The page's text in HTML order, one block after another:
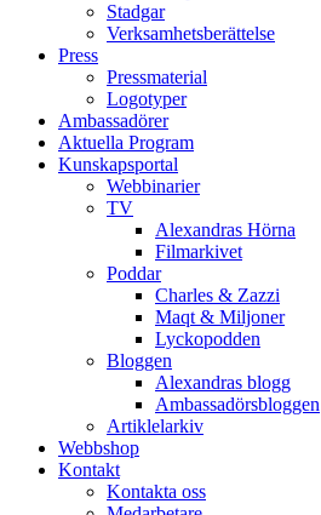
Stadgar
Verksamhetsberättelse
Press
Pressmaterial
Logotyper
Ambassadörer
Aktuella Program
Kunskapsportal
Webbinarier
TV
Alexandras Hörna
Filmarkivet
Poddar
Charles & Zazzi
Maqt & Miljoner
Lyckopodden
Bloggen
Alexandras blogg
Ambassadörsbloggen
Artiklelarkiv
Webbshop
Kontakt
Kontakta oss